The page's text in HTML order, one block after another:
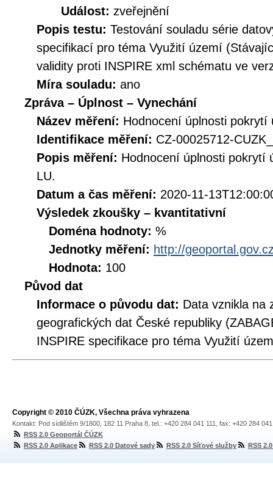
Událost: zveřejnění
Popis testu: Testování souladu série
specifikací pro téma Využití území
validity proti INSPIRE xml schématu ve
Míra souladu: ano
Zpráva – Úplnost – Vynechání
Název měření: Hodnocení úplnosti
Identifikace měření: CZ-00025712-
Popis měření: Hodnocení úplnosti pokrytí
LU.
Datum a čas měření: 2020-11-
Výsledek zkoušky – kvantitativní
Doména hodnoty: %
Jednotky měření: http://
Hodnota: 100
Původ dat
Informace o původu dat: Data vznikla na
geografických dat České republiky
INSPIRE specifikace pro téma Využití
Copyright © 2010 ČÚZK, Všechna práva vyhrazena
Kontakt: Pod sídlištěm 9/1800, 182 11 Praha 8, tel.: +420 284 041 111, fax: +420 284
RSS 2.0 Geoportál ČÚZK
RSS 2.0 Aplikace
RSS 2.0 Datové sady RSS 2.0 Síťové služby RSS